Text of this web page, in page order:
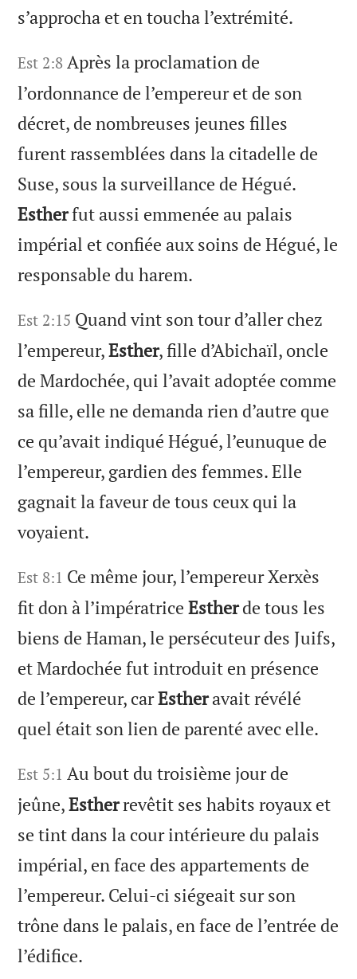
s’approcha et en toucha l’extrémité.
Est 2:8 Après la proclamation de
l’ordonnance de l’empereur et de son
décret, de nombreuses jeunes filles
furent rassemblées dans la citadelle de
Suse, sous la surveillance de Hégué.
Estherfut aussi emmenée au palais
impérial et confiée aux soins de Hégué, le
responsable du harem.
Est 2:15 Quand vint son tour d’aller chez
l’empereur,Esther, fille d’Abichaïl, oncle
de Mardochée, qui l’avait adoptée comme
sa fille, elle ne demanda rien d’autre que
ce qu’avait indiqué Hégué, l’eunuque de
l’empereur, gardien des femmes. Elle
gagnait la faveur de tous ceux qui la
voyaient.
Est 8:1 Ce même jour, l’empereur Xerxès
fit don à l’impératriceEstherde tous les
biens de Haman, le persécuteur des Juifs,
et Mardochée fut introduit en présence
de l’empereur, carEstheravait révélé
quel était son lien de parenté avec elle.
Est 5:1 Au bout du troisième jour de
jeûne,Estherrevêtit ses habits royaux et
se tint dans la cour intérieure du palais
impérial, en face des appartements de
l’empereur. Celui-ci siégeait sur son
trône dans le palais, en face de l’entrée de
l’édifice.